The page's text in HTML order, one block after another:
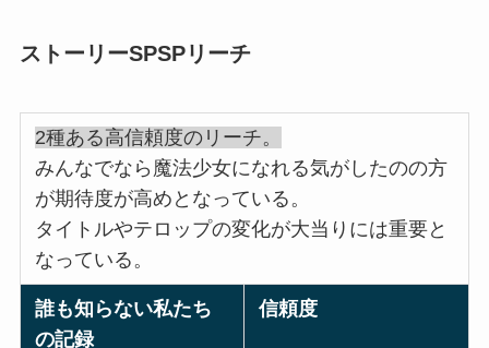
ストーリーSPSPリーチ
2種ある高信頼度のリーチ。
みんなでなら魔法少女になれる気がしたのの方
が期待度が高めとなっている。
タイトルやテロップの変化が大当りには重要と
なっている。
誰も知らない私たち
の記録
信頼度